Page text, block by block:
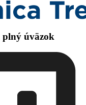
plný úväzok